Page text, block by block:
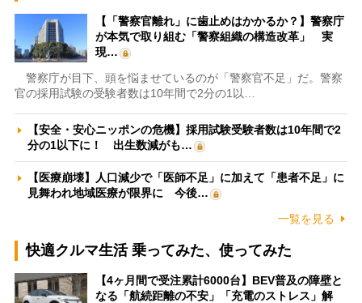
【「警察官離れ」に歯止めはかかるか？】警察庁
が本気で取り組む「警察組織の構造改革」 実
現…
警察庁が目下、頭を悩ませているのが「警察官不足」だ。警察
官の採用試験の受験者数は10年間で2分の1以…
【安全・安心ニッポンの危機】採用試験受験者数は10年間で2
分の1以下に！ 出生数減がも…
【医療崩壊】人口減少で「医師不足」に加えて「患者不足」に
見舞われ地域医療が限界に 今後…
一覧を見る
快適クルマ生活 乗ってみた、使ってみた
【4ヶ月間で受注累計6000台】BEV普及の障壁と
なる「航続距離の不安」「充電のストレス」解